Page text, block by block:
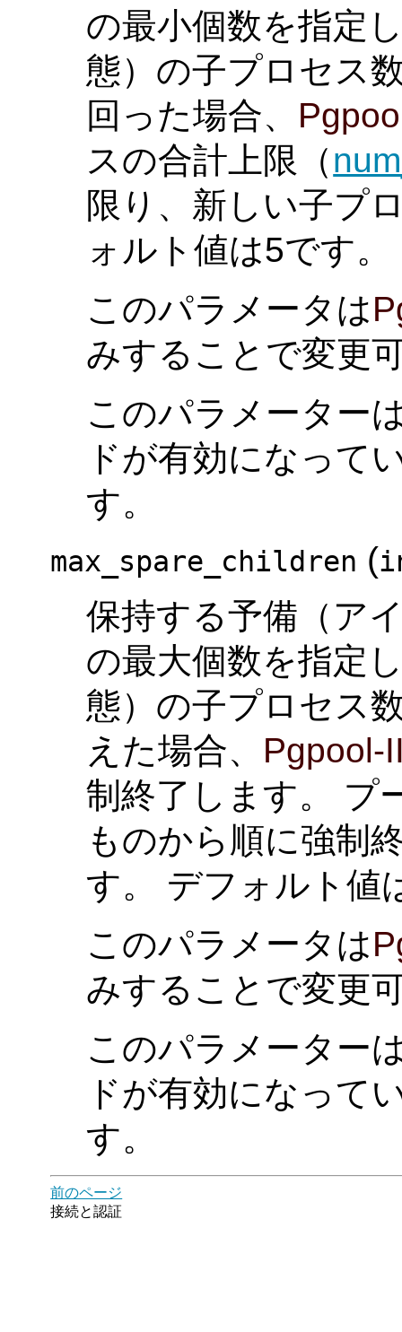
の最小個数を指定
態）の子プロセス
回った場合、
スの合計上限（
限り、新しい子プ
ォルト値は5です。
このパラメータは
みすることで変更
このパラメーター
ドが有効になって
す。
max_spare_children (
保持する予備（ア
の最大個数を指定
態）の子プロセス
えた場合、 Pgpool-
制終了します。 プ
ものから順に強制
す。 デフォルト値
このパラメータは
みすることで変更
このパラメーター
ドが有効になって
す。
前のページ
接続と認証